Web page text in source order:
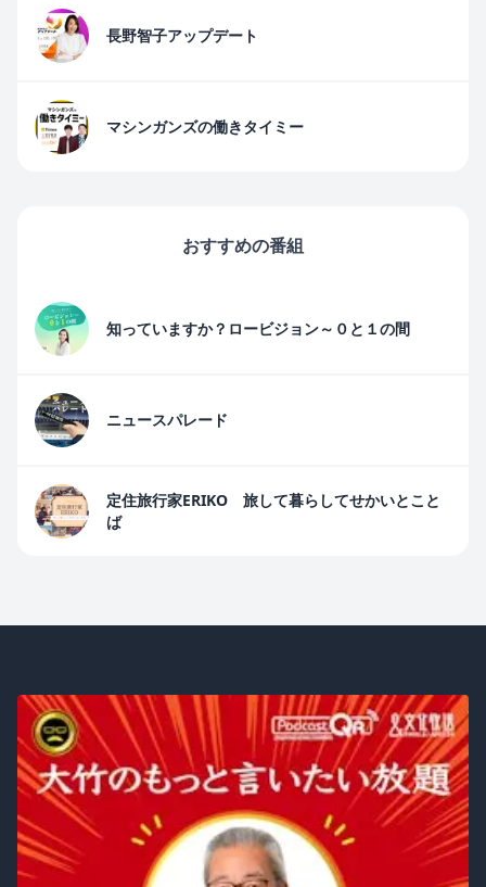
長野智子アップデート
マシンガンズの働きタイミー
おすすめの番組
知っていますか？ロービジョン～０と１の間
ニュースパレード
定住旅行家ERIKO 旅して暮らしてせかいとこと
ば